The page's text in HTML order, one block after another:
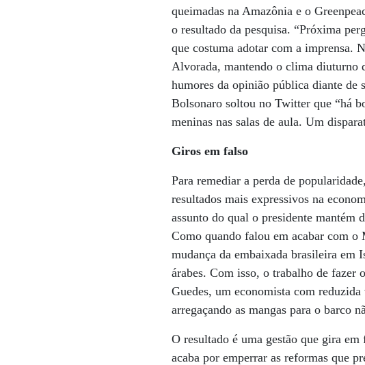
queimadas na Amazônia e o
o resultado da pesquisa. “Próxima
que costuma adotar com a imprensa.
Alvorada, mantendo o clima diuturno
humores da opinião pública diante de
Bolsonaro soltou no Twitter que “há
meninas nas salas de aula. Um
Giros em falso
Para remediar a perda de
resultados mais expressivos na
assunto do qual o presidente mantém
Como quando falou em acabar com o
mudança da embaixada brasileira em
árabes. Com isso, o trabalho de fazer
Guedes, um economista com
arregaçando as mangas para o barco
O resultado é uma gestão que gira
acaba por emperrar as reformas que